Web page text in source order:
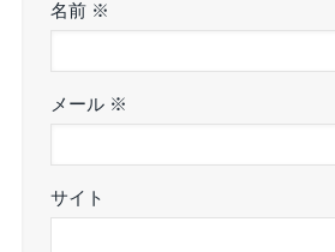
名前 ※
メール ※
サイト